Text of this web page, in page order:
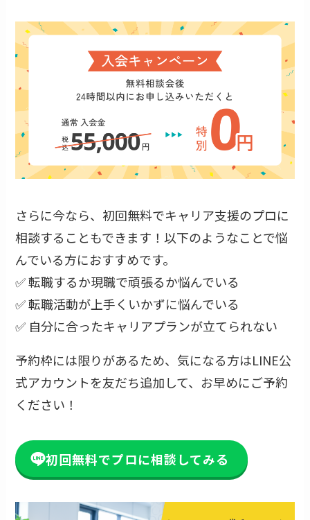
さらに今なら、初回無料でキャリア支援のプロに
相談することもできます！以下のようなことで悩
んでいる方におすすめです。
✅ 転職するか現職で頑張るか悩んでいる
✅ 転職活動が上手くいかずに悩んでいる
✅ 自分に合ったキャリアプランが立てられない
予約枠には限りがあるため、気になる方はLINE公
式アカウントを友だち追加して、お早めにご予約
ください！
初回無料でプロに相談してみる